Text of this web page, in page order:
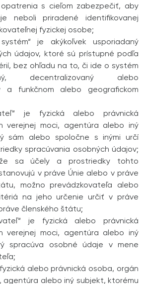
s cieľom zabezpečiť, aby
neboli priradené identifikovanej
fyzickej osobe;
systém“ je akýkoľvek usporiadaný
údajov, ktoré sú prístupné podľa
bez ohľadu na to, či ide o systém
decentralizovaný alebo
a funkčnom alebo geografickom
je fyzická alebo právnická
verejnej moci, agentúra alebo iný
sám alebo spoločne s inými určí
spracúvania osobných údajov;
sa účely a prostriedky tohto
v práve Únie alebo v práve
možno prevádzkovateľa alebo
na jeho určenie určiť v práve
členského štátu;
je fyzická alebo právnická
verejnej moci, agentúra alebo iný
spracúva osobné údaje v mene
fyzická alebo právnická osoba, orgán
agentúra alebo iný subjekt, ktorému